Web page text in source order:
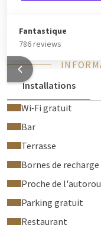
Fantastique
786 reviews
Installations
Wi‑Fi gratuit
Bar
Terrasse
Bornes de recharge
Proche de
Parking gratuit
Restaurant